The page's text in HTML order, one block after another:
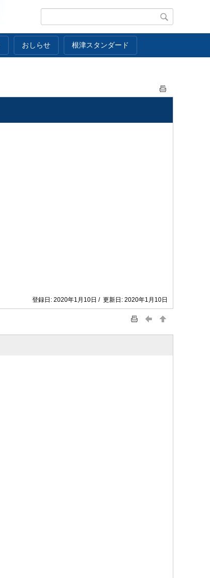
おしらせ 根津スタンダード
登録日: 2020年1月10日 / 更新日: 2020年1月10日